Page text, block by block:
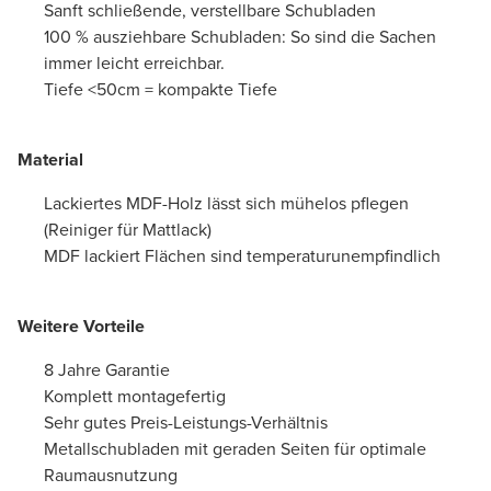
Sanft schließende, verstellbare Schubladen
100 % ausziehbare Schubladen: So sind die Sachen
immer leicht erreichbar.
Tiefe <50cm = kompakte Tiefe
Material
Lackiertes MDF-Holz lässt sich mühelos pflegen
(Reiniger für Mattlack)
MDF lackiert Flächen sind temperaturunempfindlich
Weitere Vorteile
8 Jahre Garantie
Komplett montagefertig
Sehr gutes Preis-Leistungs-Verhältnis
Metallschubladen mit geraden Seiten für optimale
Raumausnutzung